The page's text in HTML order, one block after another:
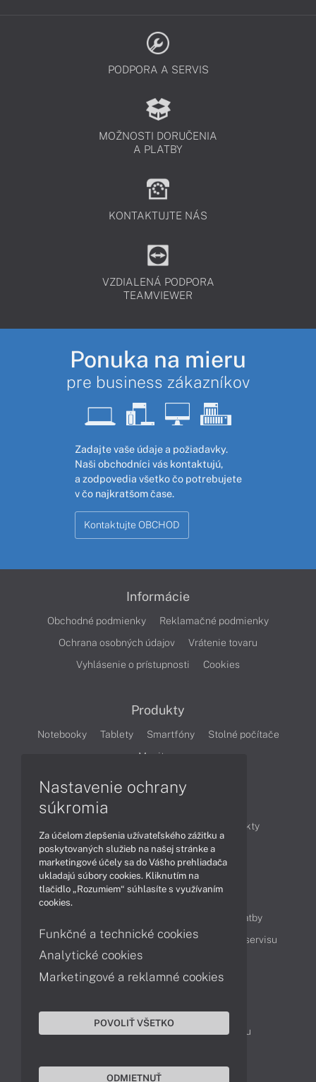
PODPORA A SERVIS
MOŽNOSTI DORUČENIA
A PLATBY
KONTAKTUJTE NÁS
VZDIALENÁ PODPORA
TEAMVIEWER
Ponuka na mieru
pre business zákazníkov
Zadajte vaše údaje a požiadavky.
Naši obchodníci vás kontaktujú,
a zodpovedia všetko čo potrebujete
v čo najkratšom čase.
Kontaktujte OBCHOD
Informácie
Obchodné podmienky
Reklamačné podmienky
Ochrana osobných údajov
Vrátenie tovaru
Vyhlásenie o prístupnosti
Cookies
Produkty
Notebooky Tablety Smartfóny
Stolné počítače
Monitory
Produkty
Technológie
Videá
Obsah
Možnosti doručenia a platby
Podpora a servis
Servisné služby Cenník servisu
Kontakty
043 4224 771
Obchodné oddelenie
Reklamácia tovaru
Nastavenie ochrany
súkromia
Za účelom zlepšenia užívateľského zážitku a
poskytovaných služieb na našej stránke a
marketingové účely sa do Vášho prehliadača
ukladajú súbory cookies. Kliknutím na
tlačidlo „Rozumiem“ súhlasíte s využívaním
cookies.
Funkčné a technické cookies
Analytické cookies
Marketingové a reklamné cookies
POVOLIŤ VŠETKO
ODMIETNUŤ